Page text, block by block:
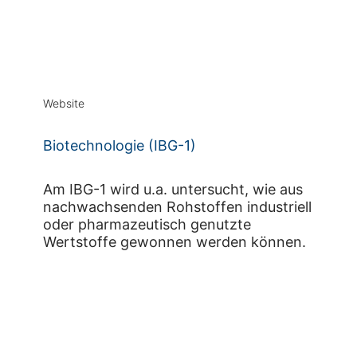
Website
Biotechnologie (IBG-1)
Am IBG-1 wird u.a. untersucht, wie aus
nachwachsenden Rohstoffen industriell
oder pharmazeutisch genutzte
Wertstoffe gewonnen werden können.